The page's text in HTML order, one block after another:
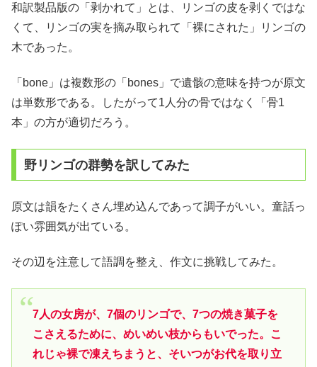
和訳製品版の「剥かれて」とは、リンゴの皮を剥くではな
くて、リンゴの実を摘み取られて「裸にされた」リンゴの
木であった。
「bone」は複数形の「bones」で遺骸の意味を持つが原文
は単数形である。したがって1人分の骨ではなく「骨1
本」の方が適切だろう。
野リンゴの群勢を訳してみた
原文は韻をたくさん埋め込んであって調子がいい。童話っ
ぽい雰囲気が出ている。
その辺を注意して語調を整え、作文に挑戦してみた。
7人の女房が、7個のリンゴで、7つの焼き菓子を
こさえるために、めいめい枝からもいでった。こ
れじゃ裸で凍えちまうと、そいつがお代を取り立